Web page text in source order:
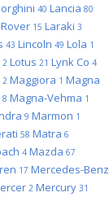
40 Lancia 80
15 Laraki 3
43 Lincoln 49 Lola 1
2 Lotus 21 Lynk Co 4
2 Maggiora 1 Magna
8 Magna-Vehma 1
9 Marmon 1
58 Matra 6
4 Mazda 67
17 Mercedes-Benz
2 Mercury 31